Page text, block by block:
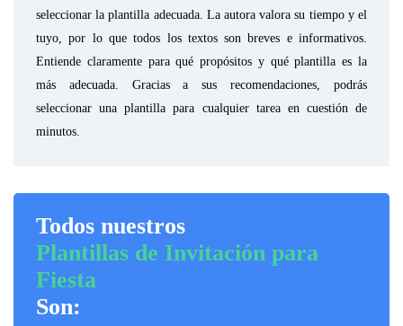
seleccionar la plantilla adecuada. La autora valora su tiempo y el
tuyo, por lo que todos los textos son breves e informativos.
Entiende claramente para qué propósitos y qué plantilla es la
más adecuada. Gracias a sus recomendaciones, podrás
seleccionar una plantilla para cualquier tarea en cuestión de
minutos.
Todos nuestros
Plantillas de Invitación para
Fiesta
Son: